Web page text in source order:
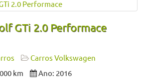
GTi 2.0 Performace
Carros Volkswagen
km
Ano: 2016